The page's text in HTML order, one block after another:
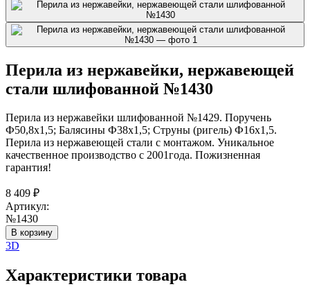
Перила из нержавейки, нержавеющей
стали шлифованной №1430
Перила из нержавейки шлифованной №1429. Поручень
Ф50,8х1,5; Балясины Ф38х1,5; Струны (ригель) Ф16х1,5.
Перила из нержавеющей стали с монтажом. Уникальное
качественное производство с 2001года. Пожизненная
гарантия!
8 409 ₽
Артикул:
№1430
В корзину
3D
Характеристики товара